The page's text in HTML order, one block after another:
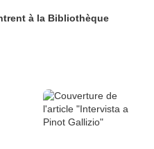
à la Bibliothèque